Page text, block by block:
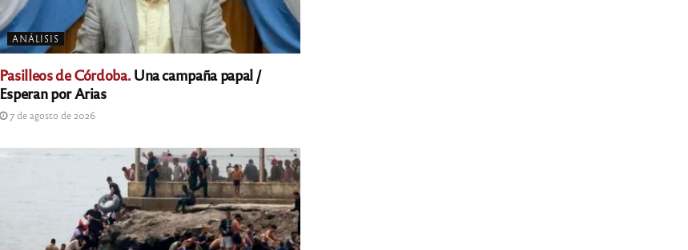
ANÁLISIS
Pasilleos de Córdoba.Una campaña papal /
Esperan por Arias
7 de agosto de 2026